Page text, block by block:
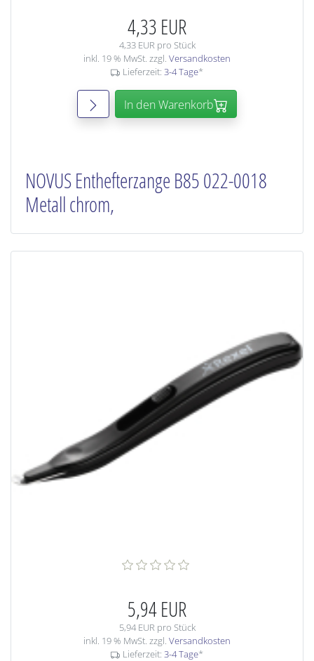
4,33 EUR
4,33 EUR pro Stück
inkl. 19 % MwSt. zzgl. Versandkosten
Lieferzeit: 3-4 Tage*
In den Warenkorb
NOVUS Enthefterzange B85 022-0018
Metall chrom,
5,94 EUR
5,94 EUR pro Stück
inkl. 19 % MwSt. zzgl. Versandkosten
Lieferzeit: 3-4 Tage*